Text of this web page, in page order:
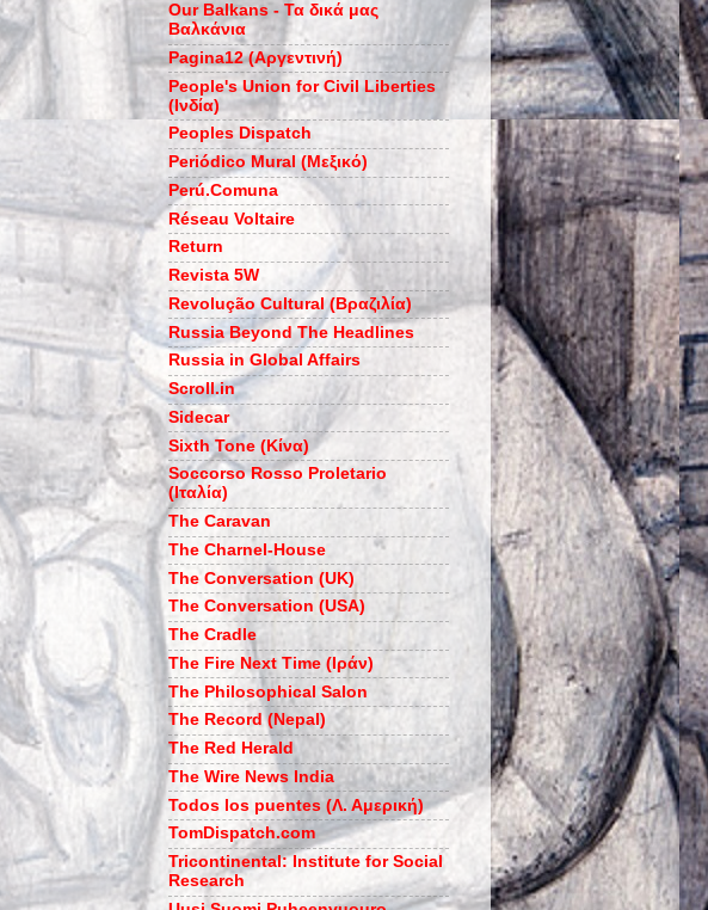
Our Balkans - Τα δικά μας
Βαλκάνια
Pagina12 (Αργεντινή)
People's Union for Civil Liberties
(Ινδία)
Peoples Dispatch
Periódico Mural (Μεξικό)
Perú.Comuna
Réseau Voltaire
Return
Revista 5W
Revolução Cultural (Βραζιλία)
Russia Beyond The Headlines
Russia in Global Affairs
Scroll.in
Sidecar
Sixth Tone (Κίνα)
Soccorso Rosso Proletario
(Ιταλία)
The Caravan
The Charnel-House
The Conversation (UK)
The Conversation (USA)
The Cradle
The Fire Next Time (Ιράν)
The Philosophical Salon
The Record (Nepal)
The Red Herald
The Wire News India
Todos los puentes (Λ. Αμερική)
TomDispatch.com
Tricontinental: Institute for Social
Research